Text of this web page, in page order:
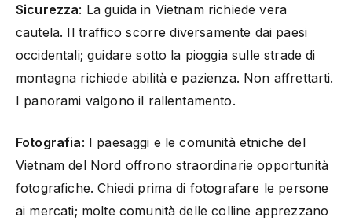
Sicurezza: La guida in Vietnam richiede vera
cautela. Il traffico scorre diversamente dai paesi
occidentali; guidare sotto la pioggia sulle strade di
montagna richiede abilità e pazienza. Non affrettarti.
I panorami valgono il rallentamento.
Fotografia: I paesaggi e le comunità etniche del
Vietnam del Nord offrono straordinarie opportunità
fotografiche. Chiedi prima di fotografare le persone
ai mercati; molte comunità delle colline apprezzano